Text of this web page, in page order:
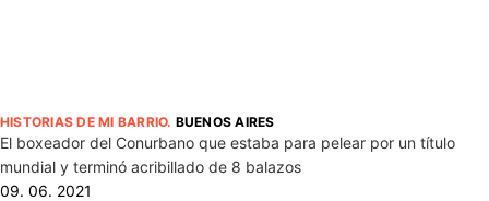
HISTORIAS DE MI BARRIO. BUENOS AIRES
El boxeador del Conurbano que estaba para pelear por un título
mundial y terminó acribillado de 8 balazos
09. 06. 2021